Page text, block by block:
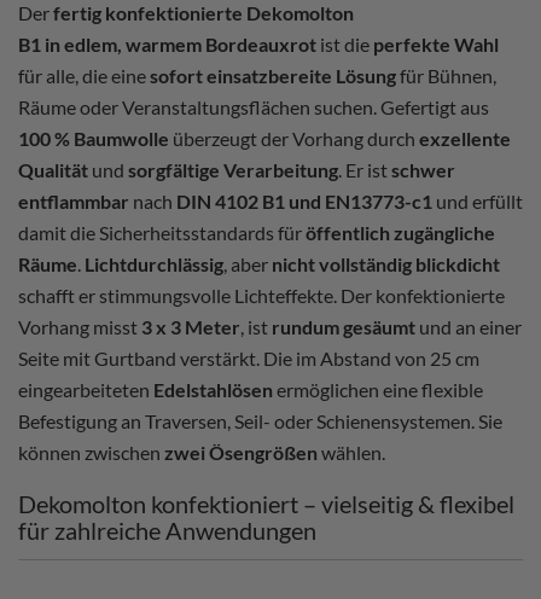
Derfertig konfektionierte Dekomolton
B1 in edlem, warmem Bordeauxrot ist die perfekte Wahl
für alle, die einesofort einsatzbereite Lösungfür Bühnen,
Räume oder Veranstaltungsflächen suchen. Gefertigt aus
100 % Baumwolle überzeugt der Vorhang durch exzellente
Qualität und sorgfältige Verarbeitung. Er istschwer
entflammbar nach DIN 4102 B1 und EN13773-c1 und erfüllt
damit die Sicherheitsstandards füröffentlich zugängliche
Räume. Lichtdurchlässig, aber nicht vollständig blickdicht
schafft er stimmungsvolle Lichteffekte. Der konfektionierte
Vorhang misst 3 x 3 Meter, ist rundum gesäumt und an einer
Seite mit Gurtband verstärkt. Die im Abstand von 25 cm
eingearbeiteten Edelstahlösen ermöglichen eine flexible
Befestigung an Traversen, Seil- oder Schienensystemen. Sie
können zwischen zwei Ösengrößen wählen.
Dekomolton konfektioniert – vielseitig & flexibel
für zahlreiche Anwendungen